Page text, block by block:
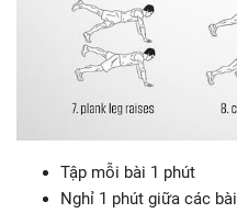
Tập mỗi bài 1 phút
Nghỉ 1 phút giữa các bài